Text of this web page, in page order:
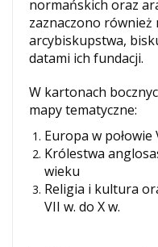
normańskich oraz
zaznaczono również
arcybiskupstwa,
datami ich fundacji.
W kartonach
mapy tematyczne:
Europa w połowie
Królestwa
wieku
Religia i kultura
VII w. do X w.